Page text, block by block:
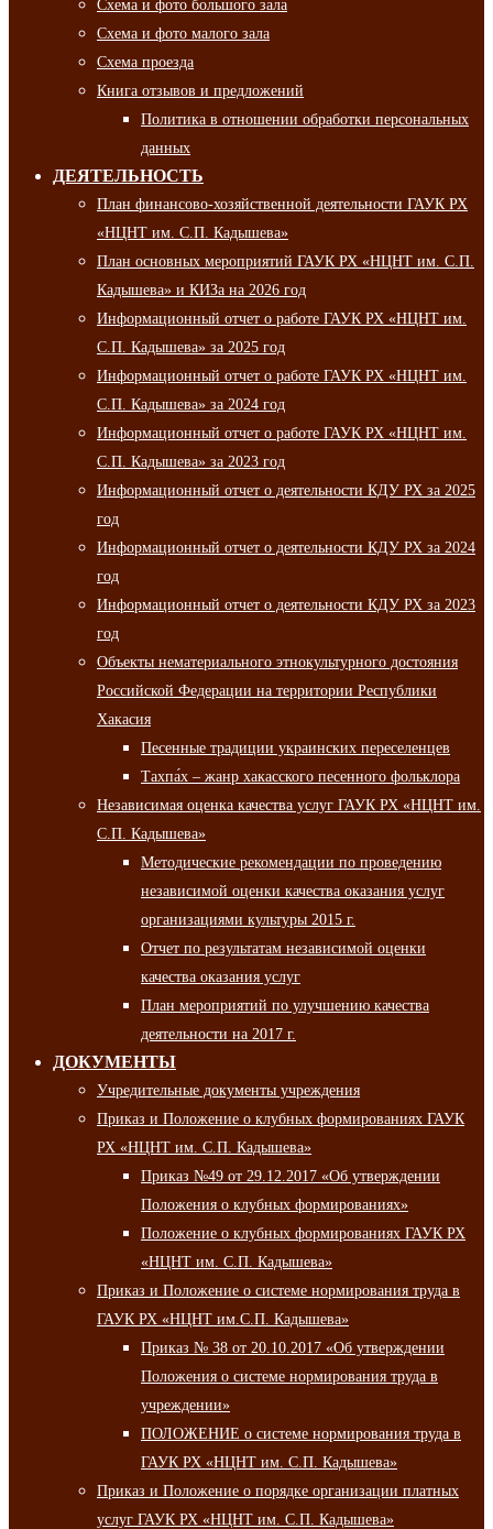
Схема и фото большого зала
Схема и фото малого зала
Схема проезда
Книга отзывов и предложений
Политика в отношении обработки персональных
данных
ДЕЯТЕЛЬНОСТЬ
План финансово-хозяйственной деятельности ГАУК РХ
«НЦНТ им. С.П. Кадышева»
План основных мероприятий ГАУК РХ «НЦНТ им. С.П.
Кадышева» и КИЗа на 2026 год
Информационный отчет о работе ГАУК РХ «НЦНТ им.
С.П. Кадышева» за 2025 год
Информационный отчет о работе ГАУК РХ «НЦНТ им.
С.П. Кадышева» за 2024 год
Информационный отчет о работе ГАУК РХ «НЦНТ им.
С.П. Кадышева» за 2023 год
Информационный отчет о деятельности КДУ РХ за 2025
год
Информационный отчет о деятельности КДУ РХ за 2024
год
Информационный отчет о деятельности КДУ РХ за 2023
год
Объекты нематериального этнокультурного достояния
Российской Федерации на территории Республики
Хакасия
Песенные традиции украинских переселенцев
Тахпа́х – жанр хакасского песенного фольклора
Независимая оценка качества услуг ГАУК РХ «НЦНТ им.
С.П. Кадышева»
Методические рекомендации по проведению
независимой оценки качества оказания услуг
организациями культуры 2015 г.
Отчет по результатам независимой оценки
качества оказания услуг
План мероприятий по улучшению качества
деятельности на 2017 г.
ДОКУМЕНТЫ
Учредительные документы учреждения
Приказ и Положение о клубных формированиях ГАУК
РХ «НЦНТ им. С.П. Кадышева»
Приказ №49 от 29.12.2017 «Об утверждении
Положения о клубных формированиях»
Положение о клубных формированиях ГАУК РХ
«НЦНТ им. С.П. Кадышева»
Приказ и Положение о системе нормирования труда в
ГАУК РХ «НЦНТ им.С.П. Кадышева»
Приказ № 38 от 20.10.2017 «Об утверждении
Положения о системе нормирования труда в
учреждении»
ПОЛОЖЕНИЕ о системе нормирования труда в
ГАУК РХ «НЦНТ им. С.П. Кадышева»
Приказ и Положение о порядке организации платных
услуг ГАУК РХ «НЦНТ им. С.П. Кадышева»